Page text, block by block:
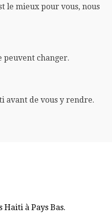
le mieux pour vous, nous
peuvent changer.
avant de vous y rendre.
à Pays Bas.